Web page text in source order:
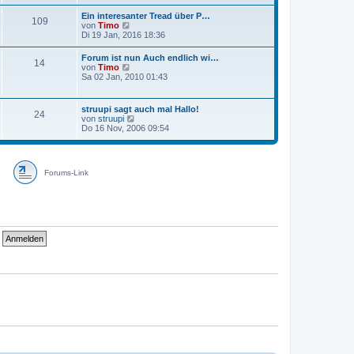
109
Ein interesanter Tread über P…
von Timo
e
s
t
e
B
e
i
t
r
a
Di 19 Jan, 2016 18:36
14
Forum ist nun Auch endlich wi…
von Timo
e
t
e
r
B
Sa 02 Jan, 2010 01:43
24
struupi sagt auch mal Hallo!
von struupi
e
e
Do 16 Nov, 2006 09:54
Forums-Link